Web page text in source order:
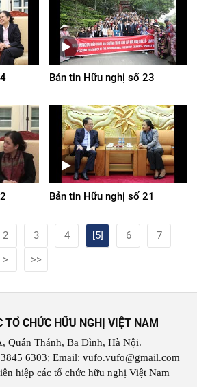
Bản tin Hữu nghị số 23
Bản tin Hữu nghị số 21
2 3 4 [5] 6
7
> >>
TỔ CHỨC HỮU NGHỊ VIỆT NAM
Quán Thánh, Ba Đình, Hà Nội.
6303; Email: vufo.vufo@gmail.com
hiệp các tổ chức hữu nghị Việt Nam